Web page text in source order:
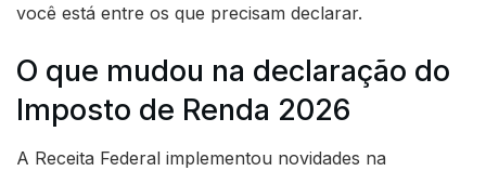
você está entre os que precisam declarar.
O que mudou na declaração do
Imposto de Renda 2026
A Receita Federal implementou novidades na